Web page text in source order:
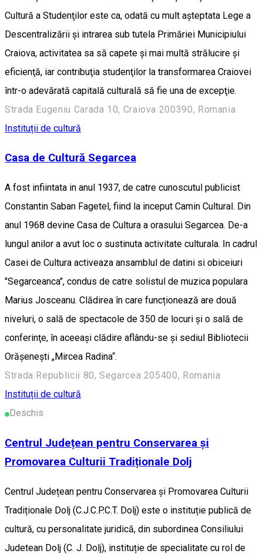
Cultură a Studenţilor este ca, odată cu mult aşteptata Lege a
Descentralizării şi intrarea sub tutela Primăriei Municipiului
Craiova, activitatea sa să capete şi mai multă strălucire şi
eficienţă, iar contribuţia studenţilor la transformarea Craiovei
într-o adevărată capitală culturală să fie una de excepţie.
Strada Eugeniu Carada 10, Craiova 200390, Romania
Instituții de cultură
Casa de Cultură Segarcea
A fost infiintata in anul 1937, de catre cunoscutul publicist
Constantin Saban Fagetel, fiind la inceput Camin Cultural. Din
anul 1968 devine Casa de Cultura a orasului Segarcea. De-a
lungul anilor a avut loc o sustinuta activitate culturala. In cadrul
Casei de Cultura activeaza ansamblul de datini si obiceiuri
"Segarceanca", condus de catre solistul de muzica populara
Marius Josceanu. Clădirea în care funcționează are două
niveluri, o sală de spectacole de 350 de locuri şi o sală de
conferinţe, în aceeași clădire aflându-se şi sediul Bibliotecii
Orăşeneşti „Mircea Radina“.
Strada Republicii 80, Segarcea 205400, Romania
Instituții de cultură
Deschis
Centrul Județean pentru Conservarea și
Promovarea Culturii Tradiționale Dolj
Centrul Județean pentru Conservarea și Promovarea Culturii
Tradiționale Dolj (C.J.C.P.C.T. Dolj) este o instituție publică de
cultură, cu personalitate juridică, din subordinea Consiliului
Judetean Dolj (C. J. Dolj), instituție de specialitate cu rol de